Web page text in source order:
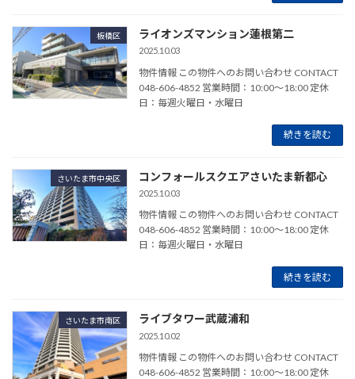
板橋区 ライオンズマンション蓮根第二
2025.10.03
物件情報 この物件へのお問い合わせ CONTACT
048-606-4852 営業時間：10:00～18:00 定休
日：毎週火曜日・水曜日
続きを読む
さいたま市中央区 コンフォールスクエアさいたま新都心
2025.10.03
物件情報 この物件へのお問い合わせ CONTACT
048-606-4852 営業時間：10:00～18:00 定休
日：毎週火曜日・水曜日
続きを読む
さいたま市南区 ライブタワー武蔵浦和
2025.10.02
物件情報 この物件へのお問い合わせ CONTACT
048-606-4852 営業時間：10:00～18:00 定休